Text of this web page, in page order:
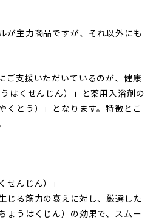
が主力商品ですが、それ以外にも
ご支援いただいているのが、健康
はくせんじん）」と薬用入浴剤の
くとう）」となります。特徴とこ
んじん）」
じる筋力の衰えに対し、厳選した
ょうはくじん）の効果で、スムー